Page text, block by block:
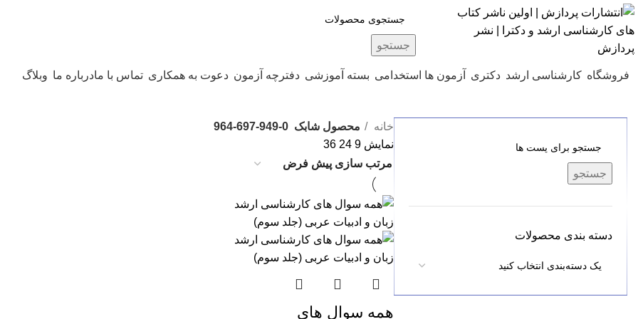
جستجو
فروشگاه کارشناسی ارشد دکتری آزمون ها استخدامی بسته آموزشی دفترچه آزمون دعوت به همکاری تماس با مادرباره ما وبلاگ
جستجو
دسته بندی محصولات
خانه محصول شابک 964-697-949-0
نمایش9
24
36
همه سوال های